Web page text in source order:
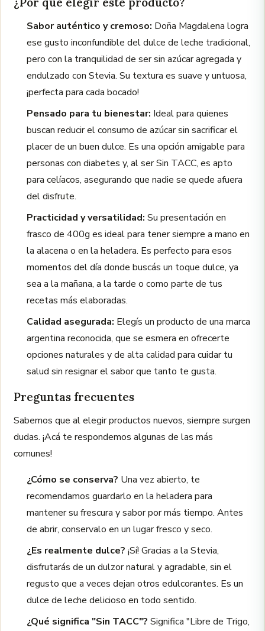
Sabor auténtico y cremoso: Doña Magdalena logra
ese gusto inconfundible del dulce de leche tradicional,
pero con la tranquilidad de ser sin azúcar agregada y
endulzado con Stevia. Su textura es suave y untuosa,
¡perfecta para cada bocado!
Pensado para tu bienestar: Ideal para quienes
buscan reducir el consumo de azúcar sin sacrificar el
placer de un buen dulce. Es una opción amigable para
personas con diabetes y, al ser Sin TACC, es apto
para celíacos, asegurando que nadie se quede afuera
del disfrute.
Practicidad y versatilidad: Su presentación en
frasco de 400g es ideal para tener siempre a mano en
la alacena o en la heladera. Es perfecto para esos
momentos del día donde buscás un toque dulce, ya
sea a la mañana, a la tarde o como parte de tus
recetas más elaboradas.
Calidad asegurada: Elegís un producto de una marca
argentina reconocida, que se esmera en ofrecerte
opciones naturales y de alta calidad para cuidar tu
salud sin resignar el sabor que tanto te gusta.
Preguntas frecuentes
Sabemos que al elegir productos nuevos, siempre surgen
dudas. ¡Acá te respondemos algunas de las más
comunes!
¿Cómo se conserva? Una vez abierto, te
recomendamos guardarlo en la heladera para
mantener su frescura y sabor por más tiempo. Antes
de abrir, conservalo en un lugar fresco y seco.
¿Es realmente dulce? ¡Sí! Gracias a la Stevia,
disfrutarás de un dulzor natural y agradable, sin el
regusto que a veces dejan otros edulcorantes. Es un
dulce de leche delicioso en todo sentido.
¿Qué significa "Sin TACC"? Significa "Libre de Trigo,